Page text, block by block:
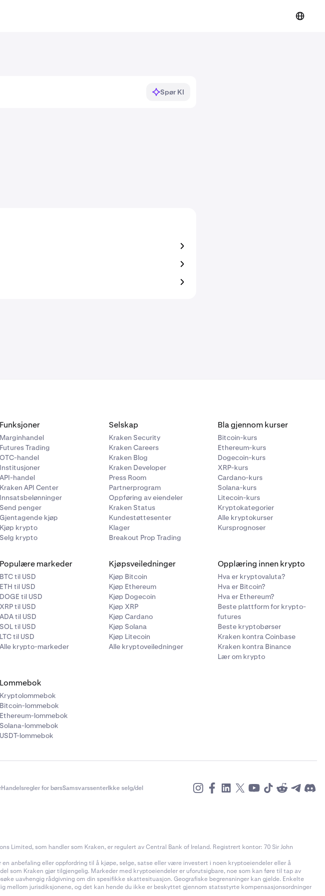
Spør KI
Funksjoner
Marginhandel
Futures Trading
OTC-handel
Institusjoner
API-handel
Kraken API Center
Innsatsbelønninger
Send penger
Gjentagende kjøp
Kjøp krypto
Selg krypto
Selskap
Kraken Security
Kraken Careers
Kraken Blog
Kraken Developer
Press Room
Partnerprogram
Oppføring av eiendeler
Kraken Status
Kundestøttesenter
Klager
Breakout Prop Trading
Bla gjennom kurser
Bitcoin-kurs
Ethereum-kurs
Dogecoin-kurs
XRP-kurs
Cardano-kurs
Solana-kurs
Litecoin-kurs
Kryptokategorier
Alle kryptokurser
Kursprognoser
Populære markeder
BTC til USD
ETH til USD
DOGE til USD
XRP til USD
ADA til USD
SOL til USD
LTC til USD
Alle krypto-markeder
Kjøpsveiledninger
Kjøp Bitcoin
Kjøp Ethereum
Kjøp Dogecoin
Kjøp XRP
Kjøp Cardano
Kjøp Solana
Kjøp Litecoin
Alle kryptoveiledninger
Opplæring innen krypto
Hva er kryptovaluta?
Hva er Bitcoin?
Hva er Ethereum?
Beste plattform for krypto-
futures
Beste kryptobørser
Kraken kontra Coinbase
Kraken kontra Binance
Lær om krypto
Lommebok
Kryptolommebok
Bitcoin-lommebok
Ethereum-lommebok
Solana-lommebok
USDT-lommebok
Handelsregler for børsSamsvarssenterIkke selg/del
Limited, som handler som Kraken, er regulert av Central Bank of Ireland. Registrert kontor: 70 Sir John
anbefaling eller oppfordring til å kjøpe, selge, satse eller være investert i noen kryptoeiendeler eller å
som Kraken gjør tilgjengelig. Markeder med kryptoeiendeler er uforutsigbare, noe som kan føre til tap av
uavhengig rådgivning om din spesifikke skattesituasjon. Geografiske begrensninger kan gjelde. Enkelte
jurisdiksjonene, og det kan hende du ikke er beskyttet gjennom statsstyrte kompensasjonsordninger